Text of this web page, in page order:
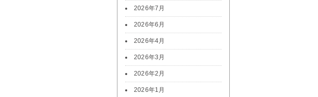
2026年7月
2026年6月
2026年4月
2026年3月
2026年2月
2026年1月